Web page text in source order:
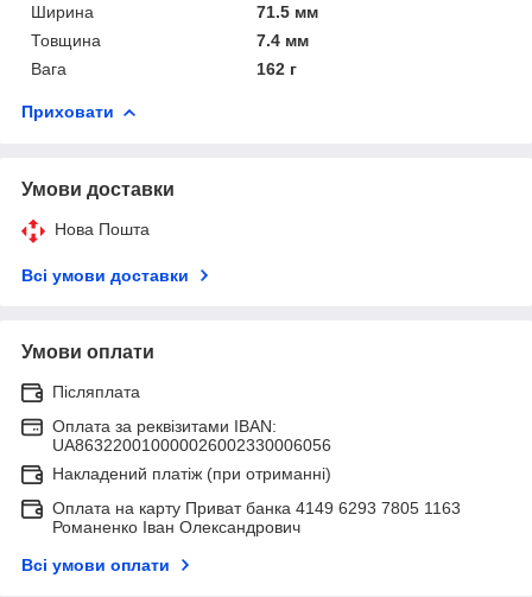
Ширина
71.5 мм
Товщина
7.4 мм
Вага
162 г
Приховати
Умови доставки
Нова Пошта
Всі умови доставки
Умови оплати
Післяплата
Оплата за реквізитами IBAN:
UA863220010000026002330006056
Накладений платіж (при отриманні)
Оплата на карту Приват банка 4149 6293 7805 1163
Романенко Іван Олександрович
Всі умови оплати